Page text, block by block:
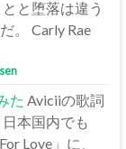
と堕落は違う
。 Carly Rae
た Aviciiの歌詞
本国内でも
Love」に、